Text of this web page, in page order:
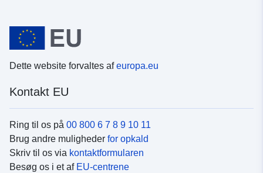
Dette website forvaltes afeuropa.eu
Kontakt EU
Ring til os på 00 800 6 7 8 9 10 11
Brug andre muligheder for opkald
Skriv til os via kontaktformularen
Besøg os i et af EU-centrene